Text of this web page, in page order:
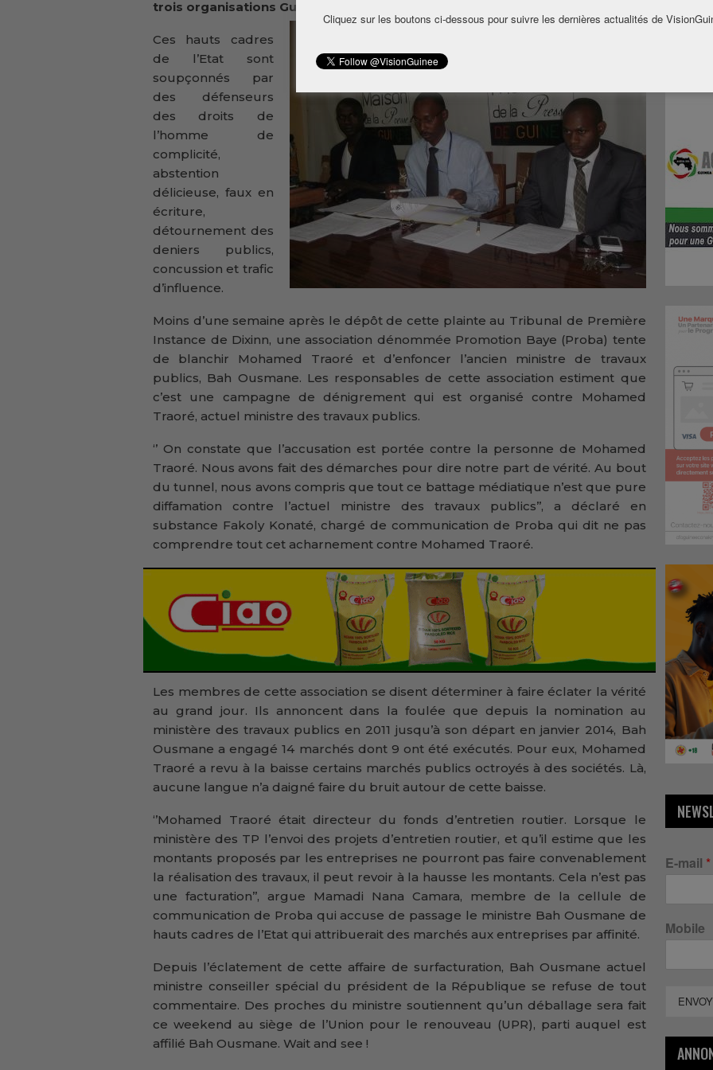
trois organisations Guinéennes de défense des droits de l’homme.
Ces hauts cadres
de l’Etat sont
soupçonnés par
des défenseurs
des droits de
l’homme de
complicité,
abstention
délicieuse, faux en
écriture,
détournement des
deniers publics,
concussion et trafic
d’influence.
Moins d’une semaine après le dépôt de cette plainte au Tribunal de Première
Instance de Dixinn, une association dénommée Promotion Baye (Proba) tente
de blanchir Mohamed Traoré et d’enfoncer l’ancien ministre de travaux
publics, Bah Ousmane. Les responsables de cette association estiment que
c’est une campagne de dénigrement qui est organisé contre Mohamed
Traoré, actuel ministre des travaux publics.
‘’ On constate que l’accusation est portée contre la personne de Mohamed
Traoré. Nous avons fait des démarches pour dire notre part de vérité. Au bout
du tunnel, nous avons compris que tout ce battage médiatique n’est que pure
diffamation contre l’actuel ministre des travaux publics’’, a déclaré en
substance Fakoly Konaté, chargé de communication de Proba qui dit ne pas
comprendre tout cet acharnement contre Mohamed Traoré.
Les membres de cette association se disent déterminer à faire éclater la vérité
au grand jour. Ils annoncent dans la foulée que depuis la nomination au
ministère des travaux publics en 2011 jusqu’à son départ en janvier 2014, Bah
Ousmane a engagé 14 marchés dont 9 ont été exécutés. Pour eux, Mohamed
Traoré a revu à la baisse certains marchés publics octroyés à des sociétés. Là,
aucune langue n’a daigné faire du bruit autour de cette baisse.
‘’Mohamed Traoré était directeur du fonds d’entretien routier. Lorsque le
ministère des TP l’envoi des projets d’entretien routier, et qu’il estime que les
montants proposés par les entreprises ne pourront pas faire convenablement
la réalisation des travaux, il peut revoir à la hausse les montants. Cela n’est pas
une facturation’’, argue Mamadi Nana Camara, membre de la cellule de
communication de Proba qui accuse de passage le ministre Bah Ousmane de
hauts cadres de l’Etat qui attribuerait des marchés aux entreprises par affinité.
Depuis l’éclatement de cette affaire de surfacturation, Bah Ousmane actuel
ministre conseiller spécial du président de la République se refuse de tout
commentaire. Des proches du ministre soutiennent qu’un déballage sera fait
ce weekend au siège de l’Union pour le renouveau (UPR), parti auquel est
affilié Bah Ousmane. Wait and see !
E-mail *
Mobile
Cliquez sur les boutons ci-dessous pour suivre les dernières actualités de